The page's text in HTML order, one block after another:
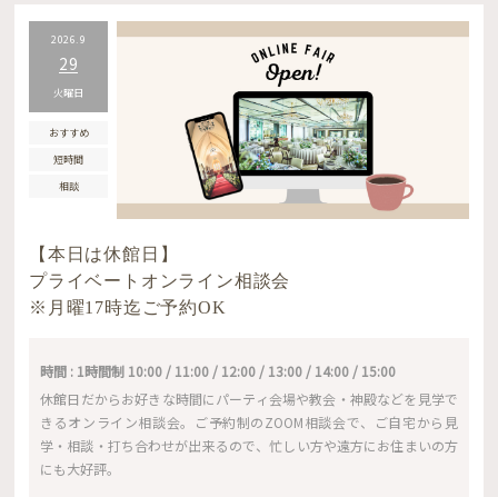
2026.9
29
火曜日
おすすめ
短時間
相談
【本日は休館日】
プライベートオンライン相談会
※月曜17時迄ご予約OK
時間 : 1時間制 10:00 / 11:00 / 12:00 / 13:00 / 14:00 / 15:00
休館日だからお好きな時間にパーティ会場や教会・神殿などを見学で
きるオンライン相談会。ご予約制のZOOM相談会で、ご自宅から見
学・相談・打ち合わせが出来るので、忙しい方や遠方にお住まいの方
にも大好評。